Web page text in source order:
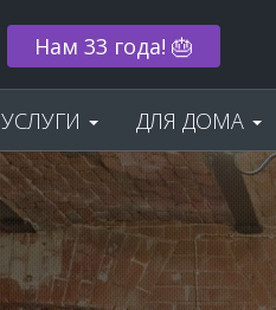
🌟 Скидка 33% 🌟
УСЛУГИ ДЛЯ ДОМА